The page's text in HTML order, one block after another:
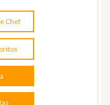
Chef